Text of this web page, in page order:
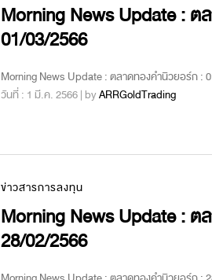
Morning News Update : ต
01/03/2566
Morning News Update : ตลาดทองคำนิวยอร์ก :
วันที่ : 1 มี.ค. 2566 | byARRGoldTrading
ข่าวสารการลงทุน
Morning News Update : ต
28/02/2566